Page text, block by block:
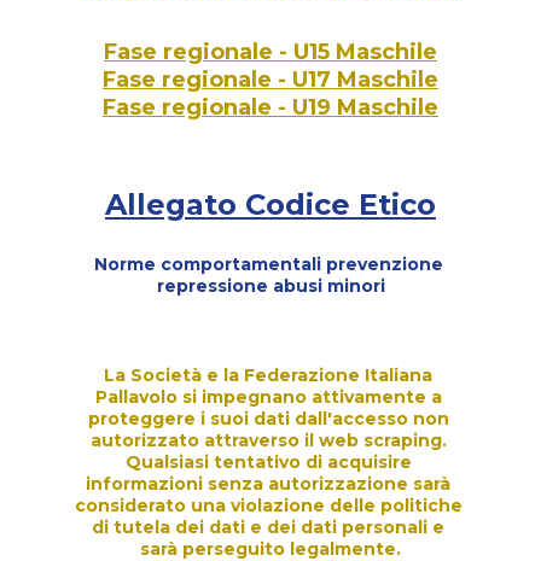
Fase regionale - U15 Maschile
Fase regionale - U17 Maschile
Fase regionale - U19 Maschile
Allegato Codice Etico
Norme comportamentali prevenzione
repressione abusi minori
La Società e la Federazione Italiana
Pallavolo si impegnano attivamente a
proteggere i suoi dati dall'accesso non
autorizzato attraverso il web scraping.
Qualsiasi tentativo di acquisire
informazioni senza autorizzazione sarà
considerato una violazione delle politiche
di tutela dei dati e dei dati personali e
sarà perseguito legalmente.